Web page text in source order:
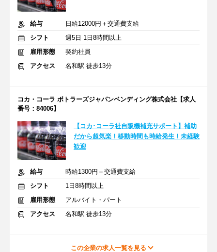
給与
日給12000円＋交通費支給
シフト
週5日 1日8時間以上
雇用形態
契約社員
アクセス
名和駅 徒歩13分
コカ・コーラ ボトラーズジャパンベンディング株式会社【求人
番号：84006】
【コカ･コーラ社自販機補充サポート】補助
だから超気楽！移動時間も時給発生！未経験
歓迎
給与
時給1300円＋交通費支給
シフト
1日8時間以上
雇用形態
アルバイト・パート
アクセス
名和駅 徒歩13分
この企業の求人一覧を見る